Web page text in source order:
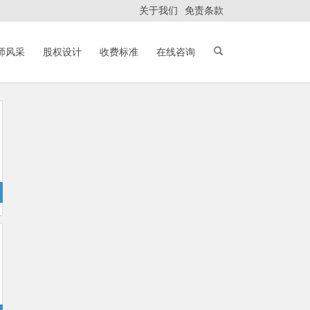
关于我们 免责条款
风采 股权设计 收费标准 在线咨询